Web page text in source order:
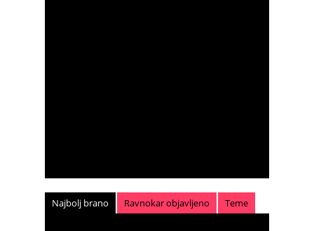
Najbolj brano Ravnokar objavljeno Teme